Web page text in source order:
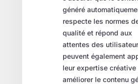
généré
respecte les normes
qualité et répond aux
attentes des
peuvent également
leur expertise créative
améliorer le contenu